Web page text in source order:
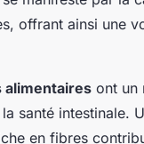
offrant ainsi une
alimentaires ont un
santé intestinale.
en fibres